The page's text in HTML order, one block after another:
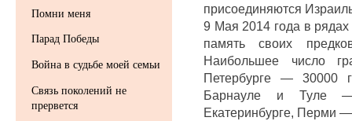
присоединяются
9 Мая 2014 года в
память своих
Наибольшее число
Петербурге — 30000
Барнауле и Туле —
Екатеринбурге, Перми
Помни меня
Парад Победы
Война в судьбе моей семьи
Связь поколений не
прервется